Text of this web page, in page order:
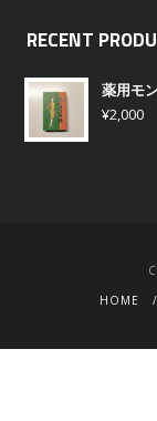
RECENT
薬用モ
¥2,000
HOME